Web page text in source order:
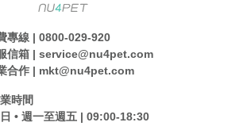
專線 | 0800-029-920
信箱 | service@nu4pet.com
合作 | mkt@nu4pet.com
時間
• 週一至週五 | 09:00-18:30